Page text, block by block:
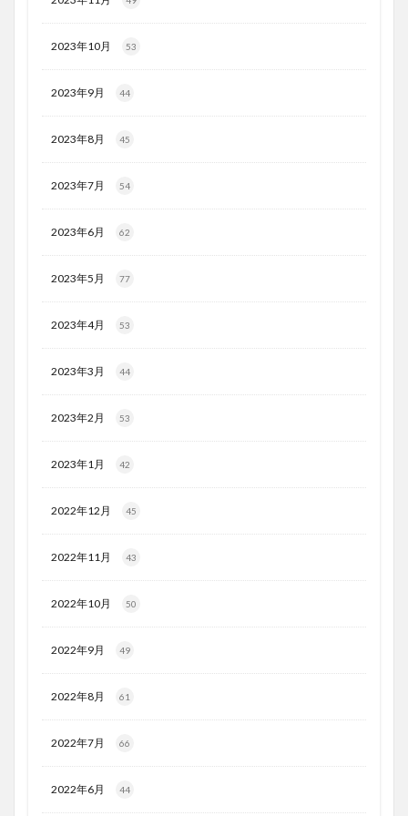
2023年10月 53
2023年9月 44
2023年8月 45
2023年7月 54
2023年6月 62
2023年5月 77
2023年4月 53
2023年3月 44
2023年2月 53
2023年1月 42
2022年12月 45
2022年11月 43
2022年10月 50
2022年9月 49
2022年8月 61
2022年7月 66
2022年6月 44